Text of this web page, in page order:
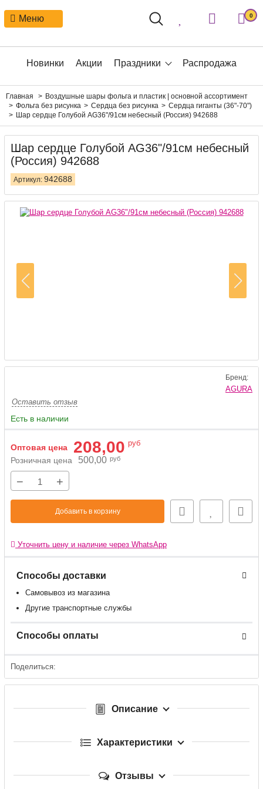
Меню 0
Новинки Акции Праздники Распродажа
Главная
Воздушные шары фольга и пластик | основной ассортимент
Фольга без рисунка
Сердца без рисунка
Сердца гиганты (36"-70")
Шар сердце Голубой AG36"/91см небесный (Россия) 942688
Шар сердце Голубой AG36"/91см небесный
(Россия) 942688
Артикул: 942688
Бренд:
AGURA
Оставить отзыв
Есть в наличии
Оптовая цена 208,00 руб
Розничная цена 500,00 руб
− +
Добавить в корзину
Уточнить цену и наличие через WhatsApp
Способы доставки
Самовывоз из магазина
Другие транспортные службы
Способы оплаты
Поделиться:
Описание
Характеристики
Отзывы